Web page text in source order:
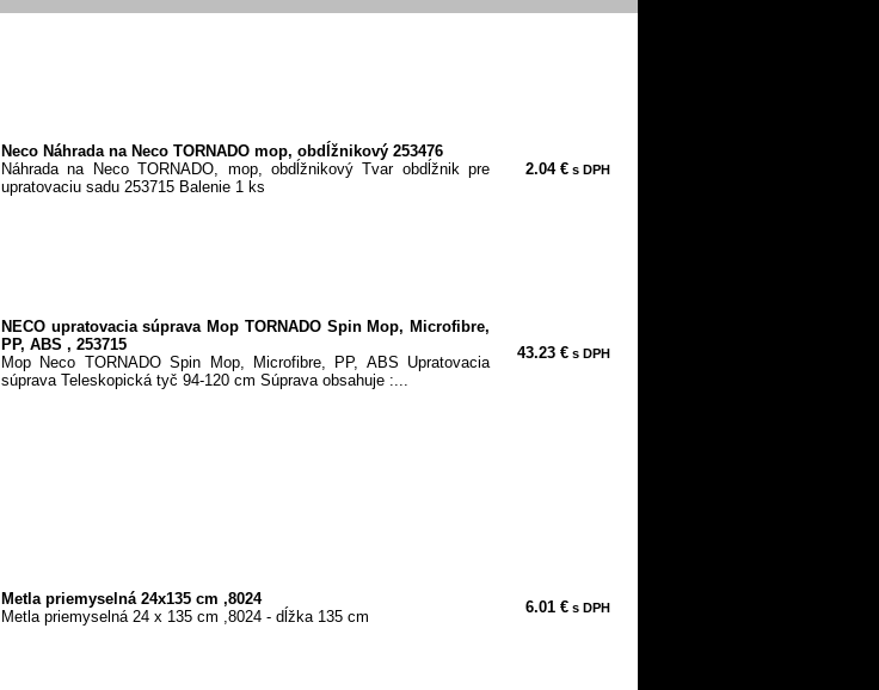
Neco Náhrada na Neco TORNADO mop, obdĺžnikový 253476
Náhrada na Neco TORNADO, mop, obdĺžnikový Tvar obdĺžnik pre
upratovaciu sadu 253715 Balenie 1 ks
2.04 € s DPH
NECO upratovacia súprava Mop TORNADO Spin Mop, Microfibre,
PP, ABS , 253715
Mop Neco TORNADO Spin Mop, Microfibre, PP, ABS Upratovacia
súprava Teleskopická tyč 94-120 cm Súprava obsahuje :...
43.23 € s DPH
Metla priemyselná 24x135 cm ,8024
Metla priemyselná 24 x 135 cm ,8024 - dĺžka 135 cm
6.01 € s DPH